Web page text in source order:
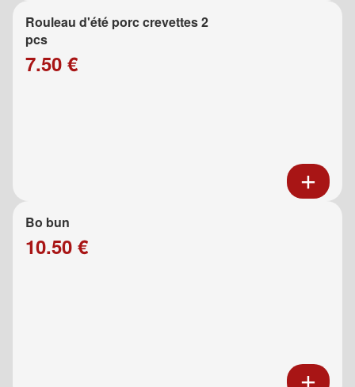
Rouleau d'été porc crevettes 2
pcs
7.50 €
Bo bun
10.50 €